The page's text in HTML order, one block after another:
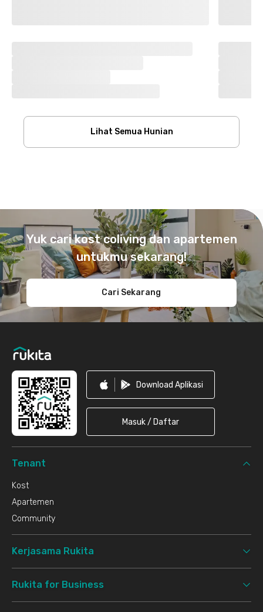
Lihat Semua Hunian
Yuk cari kost coliving dan apartemen
untukmu sekarang!
Cari Sekarang
Download Aplikasi
Masuk / Daftar
Tenant
Kost
Apartemen
Community
Kerjasama Rukita
Rukita for Business